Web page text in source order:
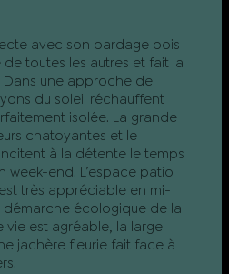
avec son bardage bois
toutes les autres et fait la
Dans une approche de
du soleil réchauffent
isolée. La grande
chatoyantes et le
à la détente le temps
week-end. L’espace patio
très appréciable en mi-
écologique de la
est agréable, la large
jachère fleurie fait face à